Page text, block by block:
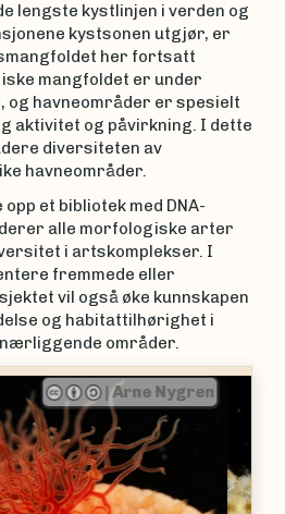
lengste kystlinjen i verden og
kystsonen utgjør, er
her fortsatt
mangfoldet er under
og havneområder er spesielt
aktivitet og påvirkning. I dette
diversiteten av
havneområder.
et bibliotek med DNA-
alle morfologiske arter
i artskomplekser. I
fremmede eller
vil også øke kunnskapen
og habitattilhørighet i
områder.
|Arne Nygren